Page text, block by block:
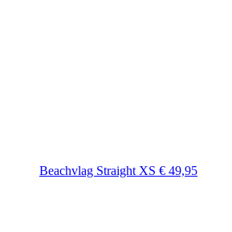
Beachvlag Straight XS € 49,95